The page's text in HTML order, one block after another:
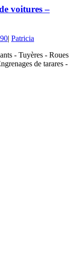
voitures –
| Patricia
- Tuyères - Roues
de tarares -